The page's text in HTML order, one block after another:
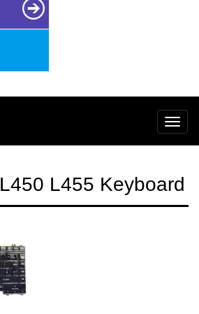
L455 Keyboard